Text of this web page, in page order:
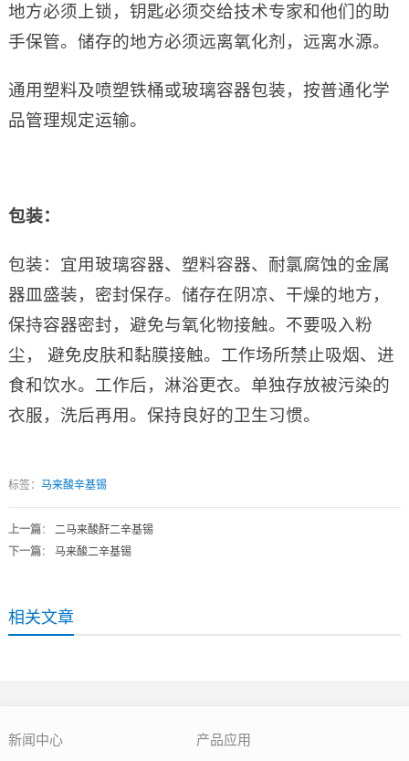
地方必须上锁，钥匙必须交给技术专家和他们的助
手保管。储存的地方必须远离氧化剂，远离水源。
通用塑料及喷塑铁桶或玻璃容器包装，按普通化学
品管理规定运输。
包装：
包装：宜用玻璃容器、塑料容器、耐氯腐蚀的金属
器皿盛装，密封保存。储存在阴凉、干燥的地方，
保持容器密封，避免与氧化物接触。不要吸入粉
尘， 避免皮肤和黏膜接触。工作场所禁止吸烟、进
食和饮水。工作后，淋浴更衣。单独存放被污染的
衣服，洗后再用。保持良好的卫生习惯。
标签： 马来酸辛基锡
上一篇： 二马来酸酐二辛基锡
下一篇： 马来酸二辛基锡
相关文章
新闻中心 产品应用